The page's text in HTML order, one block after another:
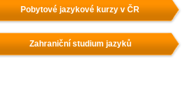
Pobytové jazykové kurzy v ČR
Zahraniční studium jazyků